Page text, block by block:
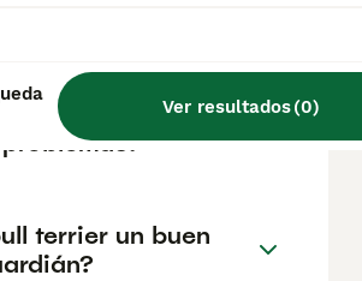
Ver resultados(0)
terrier tienen
terrier un buen